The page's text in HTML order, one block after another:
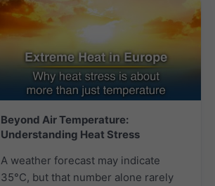
Beyond Air Temperature:
Understanding Heat Stress
A weather forecast may indicate
35°C, but that number alone rarely